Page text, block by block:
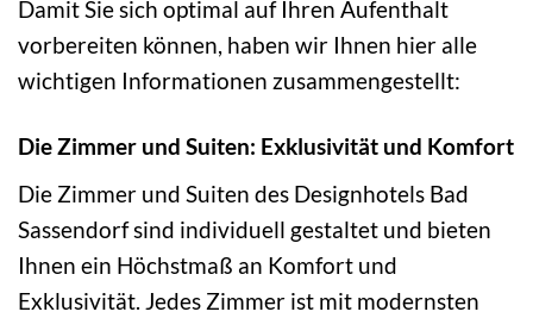
Damit Sie sich optimal auf Ihren Aufenthalt
vorbereiten können, haben wir Ihnen hier alle
wichtigen Informationen zusammengestellt:
Die Zimmer und Suiten: Exklusivität und Komfort
Die Zimmer und Suiten des Designhotels Bad
Sassendorf sind individuell gestaltet und bieten
Ihnen ein Höchstmaß an Komfort und
Exklusivität. Jedes Zimmer ist mit modernsten